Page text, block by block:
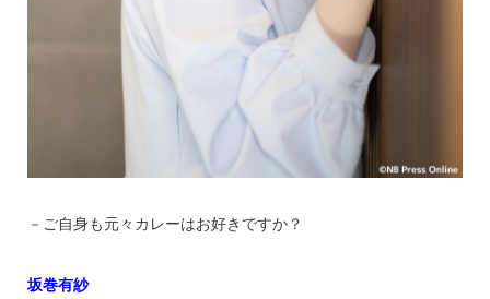
－ご自身も元々カレーはお好きですか？
坂巻有紗